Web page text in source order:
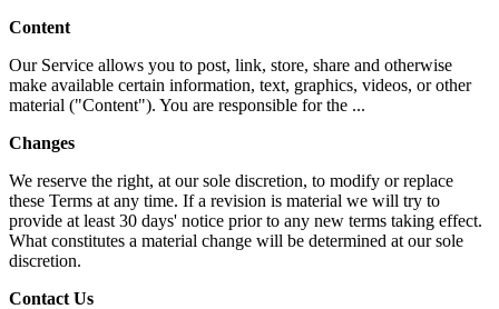
Content
Our Service allows you to post, link, store, share and otherwise
make available certain information, text, graphics, videos, or other
material ("Content"). You are responsible for the ...
Changes
We reserve the right, at our sole discretion, to modify or replace
these Terms at any time. If a revision is material we will try to
provide at least 30 days' notice prior to any new terms taking effect.
What constitutes a material change will be determined at our sole
discretion.
Contact Us